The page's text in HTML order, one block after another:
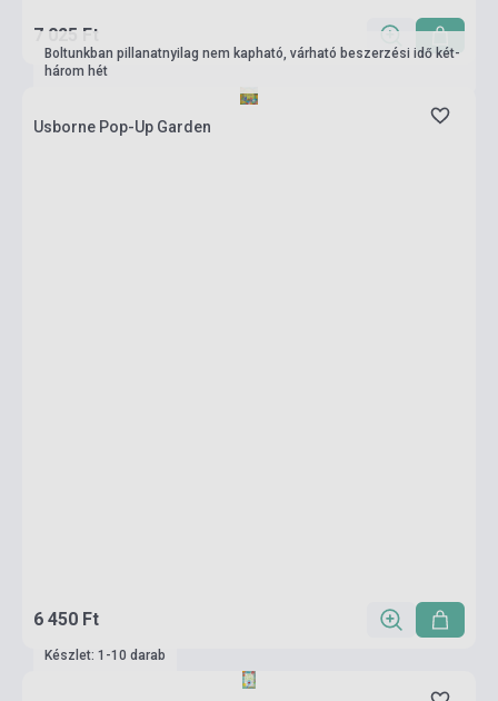
7 025 Ft
Boltunkban pillanatnyilag nem kapható, várható beszerzési idő két-
három hét
Usborne Pop-Up Garden
6 450 Ft
Készlet: 1-10 darab